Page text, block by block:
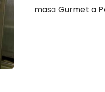
masa Gurmet a